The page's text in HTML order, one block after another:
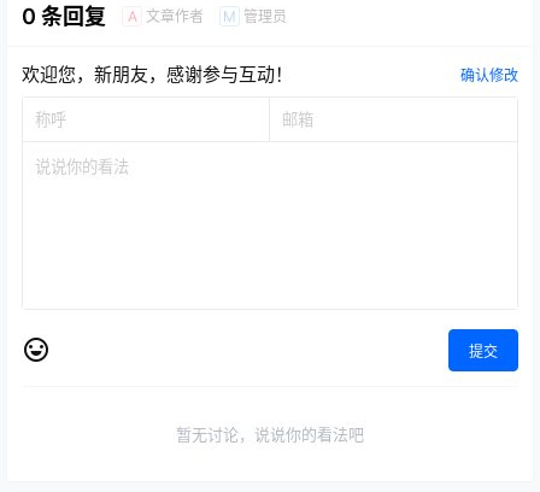
0 条回复 A 文章作者 M 管理员
欢迎您，新朋友，感谢参与互动！ 确认修改
提交
暂无讨论，说说你的看法吧